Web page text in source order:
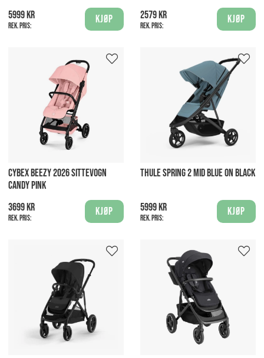
5999 kr
Rek. pris:
Kjøp 2579 kr
Rek. pris:
Kjøp
CYBEX BEEZY 2026 SITTEVOGN
CANDY PINK
3699 kr
Rek. pris:
Kjøp
THULE SPRING 2 MID BLUE ON BLACK
5999 kr
Rek. pris:
Kjøp